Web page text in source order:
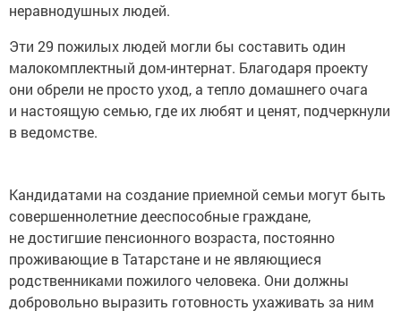
неравнодушных людей.
Эти 29 пожилых людей могли бы составить один
малокомплектный дом-интернат. Благодаря проекту
они обрели не просто уход, а тепло домашнего очага
и настоящую семью, где их любят и ценят, подчеркнули
в ведомстве.
Кандидатами на создание приемной семьи могут быть
совершеннолетние дееспособные граждане,
не достигшие пенсионного возраста, постоянно
проживающие в Татарстане и не являющиеся
родственниками пожилого человека. Они должны
добровольно выразить готовность ухаживать за ним